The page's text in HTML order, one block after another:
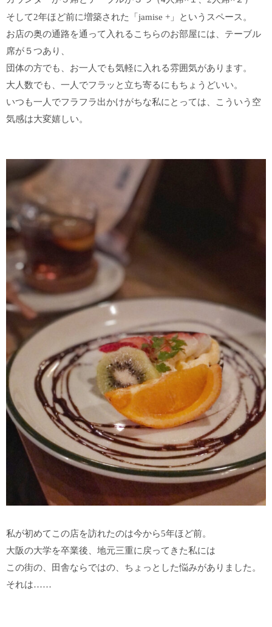
そして2年ほど前に増築された「 jamise +」というスペース。
お店の奥の通路を通って入れるこちらのお部屋には、テーブル
席が５つあり、
団体の方でも、お一人でも気軽に入れる雰囲気があります。
大人数でも、一人でフラッと立ち寄るにもちょうどいい。
いつも一人でフラフラ出かけがちな私にとっては、こういう空
気感は大変嬉しい。
私が初めてこの店を訪れたのは今から5年ほど前。
大阪の大学を卒業後、地元三重に戻ってきた私には
この街の、田舎ならではの、ちょっとした悩みがありました。
それは……